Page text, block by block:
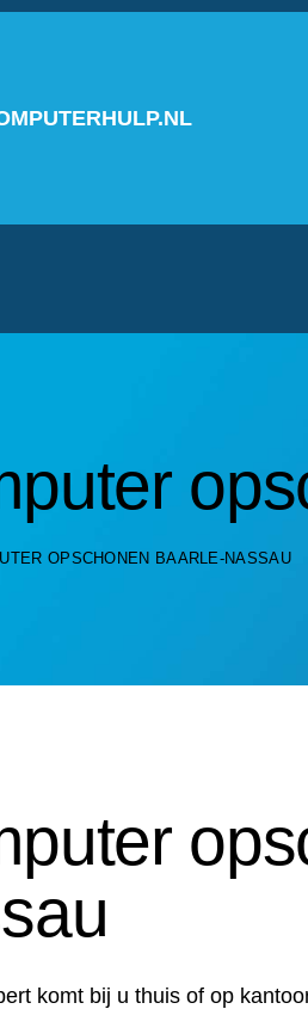
OPSCHONEN BAARLE-NASSAU
komt bij u thuis of op